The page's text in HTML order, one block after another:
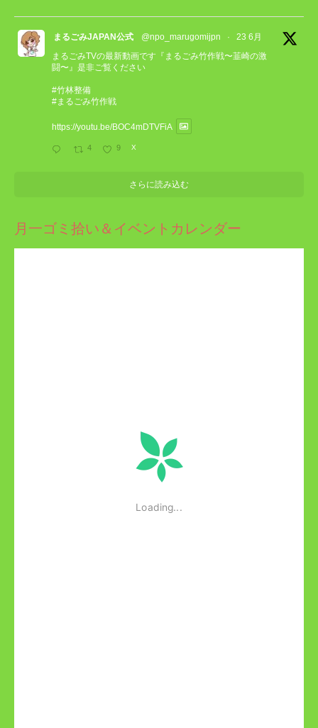
まるごみJAPAN公式 @npo_marugomijpn ·
23 6月
まるごみTVの最新動画です『まるごみ竹作戦〜韮崎の激
闘〜』是非ご覧ください
#竹林整備
#まるごみ竹作戦
https://youtu.be/BOC4mDTVFiA
4 9 X
さらに読み込む
月一ゴミ拾い＆イベントカレンダー